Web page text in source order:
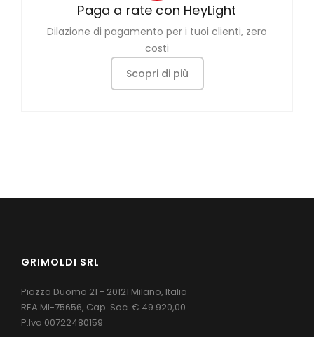
Paga a rate con HeyLight
Dilazione di pagamento per i tuoi clienti, zero
costi
Scopri di più
GRIMOLDI SRL
Piazza Duomo 21 - 20121 Milano, Italia
REA MI-75656, Cap. Soc. € 49.920,00
P.Iva 00722480159